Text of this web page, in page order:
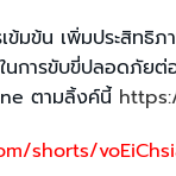
ข้มข้น เพิ่มประสิท
นการขับขี่ปลอดภัย
ตามลิ้งค์นี้
shorts/